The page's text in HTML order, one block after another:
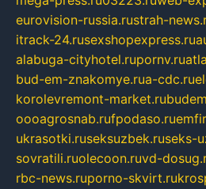
eurovision-russia.rustrah-
itrack-24.rusexshopexpress.ru
alabuga-cityhotel.rupornv.ru
bud-em-znakomye.rua-cdc.ru
korolevremont-market.ru
oooagrosnab.rufpodaso.ru
ukrasotki.ruseksuzbek.ruseks-
sovratili.ruolecoon.ruvd-
rbc-news.ruporno-skvirt.ru